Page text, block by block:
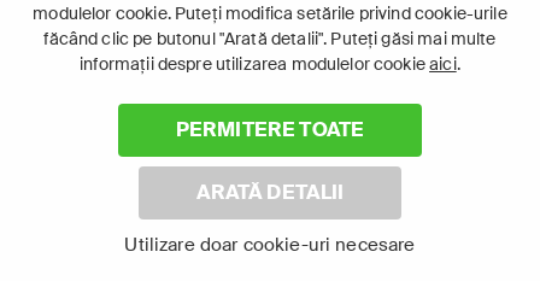
modulelor cookie. Puteți modifica setările privind cookie-urile
făcând clic pe butonul "Arată detalii". Puteți găsi mai multe
informații despre utilizarea modulelor cookieaici.
PERMITERE TOATE
ARATĂ DETALII
Utilizare doar cookie-uri necesare
93
S01